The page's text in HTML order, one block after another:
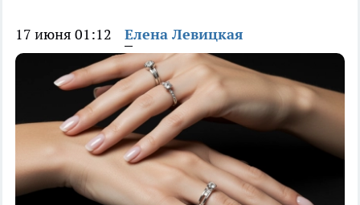
17 июня 01:12 Елена Левицкая